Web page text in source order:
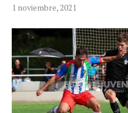
1 noviembre, 2021